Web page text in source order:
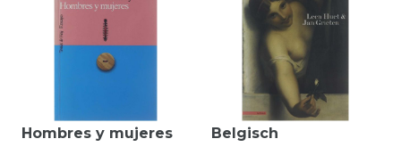
Hombres y mujeres
Belgisch